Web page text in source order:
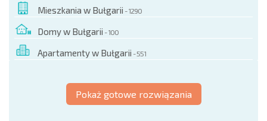
Mieszkania w Bułgarii - 1290
Domy w Bułgarii - 100
Apartamenty w Bułgarii - 551
Pokaż gotowe rozwiązania